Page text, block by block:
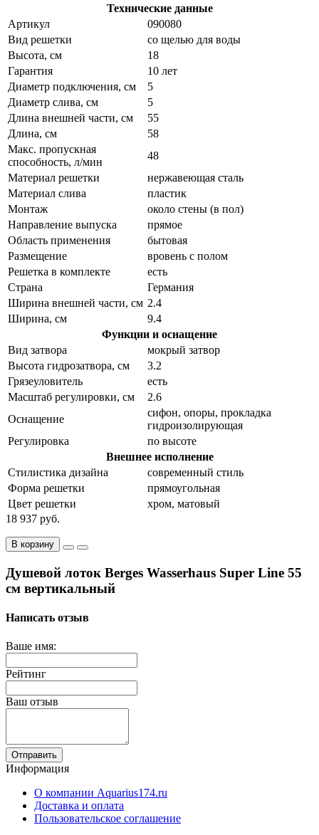
Технические данные
Артикул
090080
Вид решетки
со щелью для воды
Высота, см
18
Гарантия
10 лет
Диаметр подключения, см
5
Диаметр слива, см
5
Длина внешней части, см
55
Длина, см
58
Макс. пропускная
способность, л/мин
48
Материал решетки
нержавеющая сталь
Материал слива
пластик
Монтаж
около стены (в пол)
Направление выпуска
прямое
Область применения
бытовая
Размещение
вровень с полом
Решетка в комплекте
есть
Страна
Германия
Ширина внешней части, см 2.4
Ширина, см
9.4
Функции и оснащение
Вид затвора
мокрый затвор
Высота гидрозатвора, см
3.2
Грязеуловитель
есть
Масштаб регулировки, см
2.6
Оснащение
сифон, опоры, прокладка
гидроизолирующая
Регулировка
по высоте
Внешнее исполнение
Стилистика дизайна
современный стиль
Форма решетки
прямоугольная
Цвет решетки
хром, матовый
18 937 руб.
В корзину
Душевой лоток Berges Wasserhaus Super Line 55
см вертикальный
Написать отзыв
Ваше имя:
Рейтинг
Ваш отзыв
Отправить
Информация
О компании Aquarius174.ru
Доставка и оплата
Пользовательское соглашение